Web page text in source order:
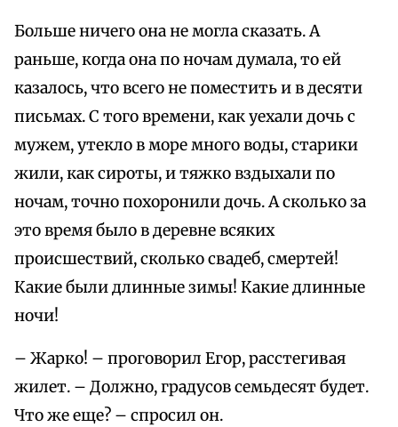
Больше ничего она не могла сказать. А
раньше, когда она по ночам думала, то ей
казалось, что всего не поместить и в десяти
письмах. С того времени, как уехали дочь с
мужем, утекло в море много воды, старики
жили, как сироты, и тяжко вздыхали по
ночам, точно похоронили дочь. А сколько за
это время было в деревне всяких
происшествий, сколько свадеб, смертей!
Какие были длинные зимы! Какие длинные
ночи!
– Жарко! – проговорил Егор, расстегивая
жилет. – Должно, градусов семьдесят будет.
Что же еще? – спросил он.